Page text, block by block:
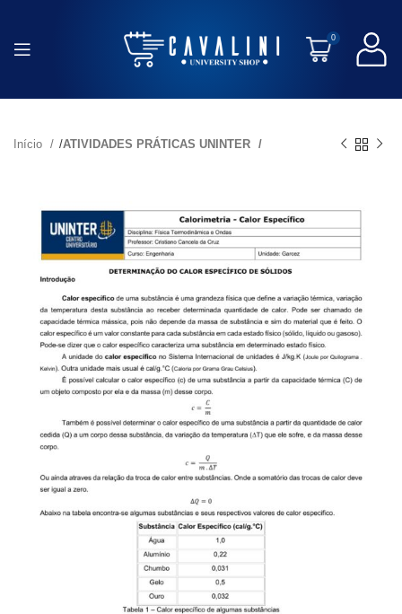
0
Início ATIVIDADES PRÁTICAS UNINTER